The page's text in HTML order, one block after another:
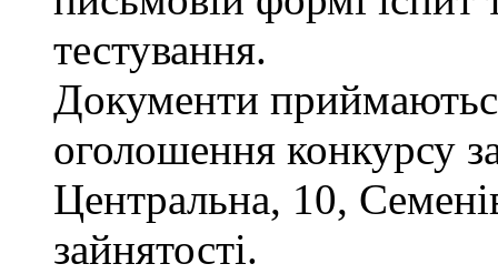
тестування.
Документи
оголошення конкурсу
Центральна, 10,
зайнятості.